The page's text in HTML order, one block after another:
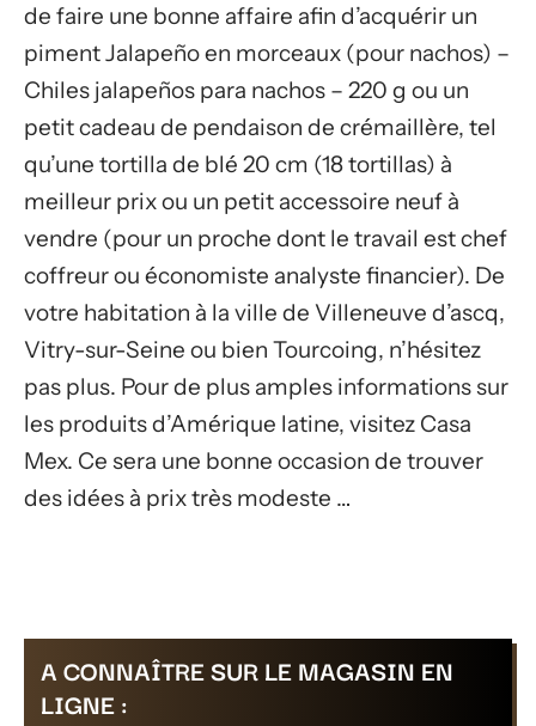
de faire une bonne affaire afin d’acquérir un
piment Jalapeño en morceaux (pour nachos) –
Chiles jalapeños para nachos – 220 g ou un
petit cadeau de pendaison de crémaillère, tel
qu’une tortilla de blé 20 cm (18 tortillas) à
meilleur prix ou un petit accessoire neuf à
vendre (pour un proche dont le travail est chef
coffreur ou économiste analyste financier). De
votre habitation à la ville de Villeneuve d’ascq,
Vitry-sur-Seine ou bien Tourcoing, n’hésitez
pas plus. Pour de plus amples informations sur
les produits d’Amérique latine, visitez Casa
Mex. Ce sera une bonne occasion de trouver
des idées à prix très modeste …
A CONNAÎTRE SUR LE MAGASIN EN
LIGNE :